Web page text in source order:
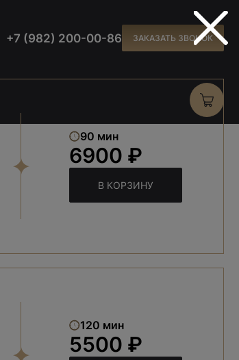
+7 (982) 200-00-86 ЗАКАЗАТЬ ЗВОНОК
90 мин
6900 ₽
В КОРЗИНУ
120 мин
5500 ₽